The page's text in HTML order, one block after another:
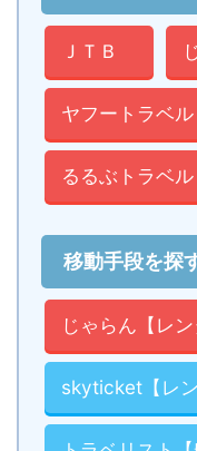
ＪＴＢ
ヤフートラベル
るるぶトラベル
移動手段を探
じゃらん【レン
skyticket【レン